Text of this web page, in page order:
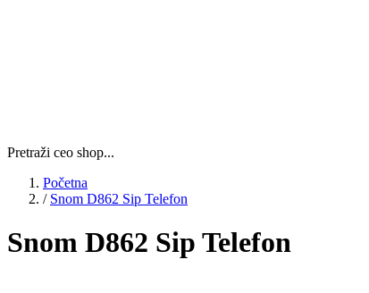
Pretraži ceo shop...
Početna
/ Snom D862 Sip Telefon
Snom D862 Sip Telefon